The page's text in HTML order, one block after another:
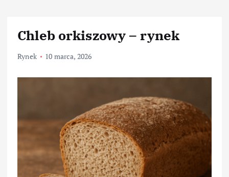
Chleb orkiszowy – rynek
Rynek 10 marca, 2026